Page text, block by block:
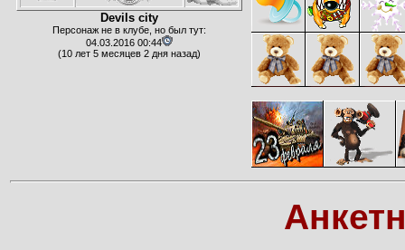
Devils city
Персонаж не в клубе, но был тут:
04.03.2016 00:44
(10 лет 5 месяцев 2 дня назад)